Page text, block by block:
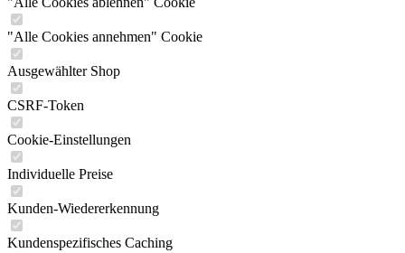
"Alle Cookies annehmen" Cookie
Ausgewählter Shop
CSRF-Token
Cookie-Einstellungen
Individuelle Preise
Kunden-Wiedererkennung
Kundenspezifisches Caching